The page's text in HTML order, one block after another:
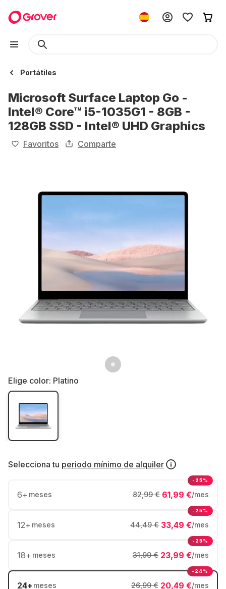
Portátiles
Microsoft Surface Laptop Go -
Intel® Core™ i5-1035G1 - 8GB -
128GB SSD - Intel® UHD Graphics
Favoritos Comparte
Elige color: Platino
Selecciona tu periodo mínimo de alquiler
6+ meses 61,99 €/mes
82,99 €
-25%
12+ meses 33,49 €/mes
44,49 €
-25%
18+ meses 23,99 €/mes
31,99 €
-25%
24+ meses 20,49 €/mes
26,99 €
-24%